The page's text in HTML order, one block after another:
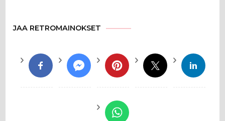
JAA RETROMAINOKSET